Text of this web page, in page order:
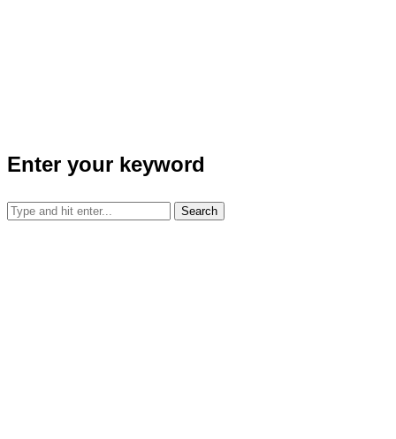
Enter your keyword
Search